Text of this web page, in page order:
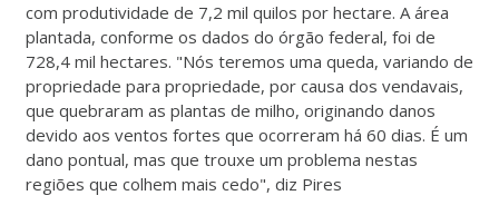
com produtividade de 7,2 mil quilos por hectare. A área
plantada, conforme os dados do órgão federal, foi de
728,4 mil hectares. "Nós teremos uma queda, variando de
propriedade para propriedade, por causa dos vendavais,
que quebraram as plantas de milho, originando danos
devido aos ventos fortes que ocorreram há 60 dias. É um
dano pontual, mas que trouxe um problema nestas
regiões que colhem mais cedo", diz Pires